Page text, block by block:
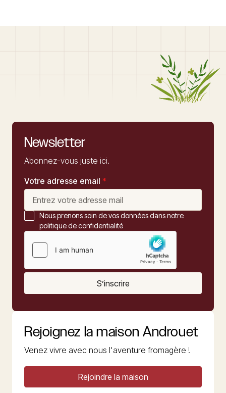
Newsletter
Abonnez-vous juste ici.
Votre adresse email *
Nous prenons soin de vos données dans notre
politique de confidentialité
S’inscrire
Rejoignez la maison Androuet
Venez vivre avec nous l'aventure fromagère !
Rejoindre la maison